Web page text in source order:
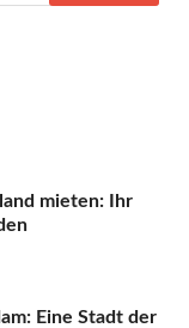
mieten: Ihr
Eine Stadt der